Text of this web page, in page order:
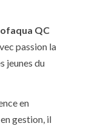
QC
passion la
jeunes du
en
gestion, il